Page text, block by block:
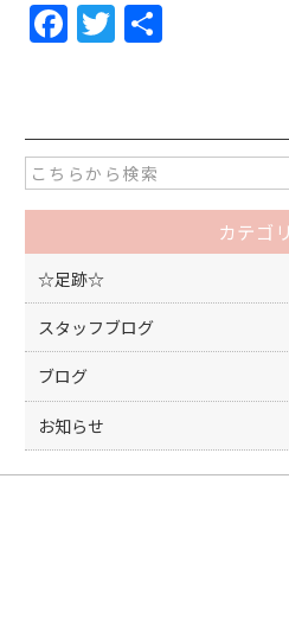
F
e
b
o
o
k
T
er
カテゴ
☆足跡☆
スタッフブログ
ブログ
お知らせ